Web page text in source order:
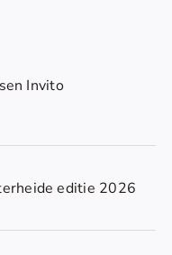
Invito
editie 2026